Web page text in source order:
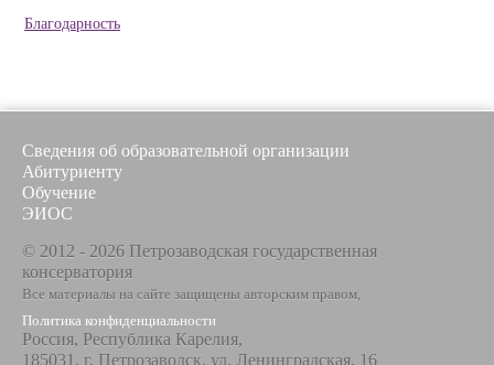
Благодарность
Сведения об образовательной организации
Абитуриенту
Обучение
ЭИОС
© 2012 - 2026 Петрозаводская государственная
консерватория
Все материалы на сайте защищены авторским правом,
Политика конфиденциальности
Россия, Республика Карелия,
185031, г. Петрозаводск, ул. Ленинградская, 16